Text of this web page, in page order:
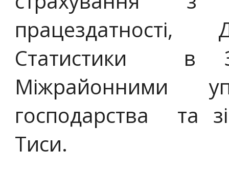
Статистики в
Міжрайонними
господарства та
Тиси.